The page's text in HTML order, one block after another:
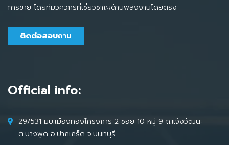
การขาย โดยทีมวิศวกรที่เชี่ยวชาญด้านพลังงานโดยตรง
ติดต่อสอบถาม
Official info:
29/531 มบ.เมืองทองโครงการ 2 ซอย 10 หมู่ 9 ถ.แจ้งวัฒนะ
ต.บางพูด อ.ปากเกร็ด จ.นนทบุรี